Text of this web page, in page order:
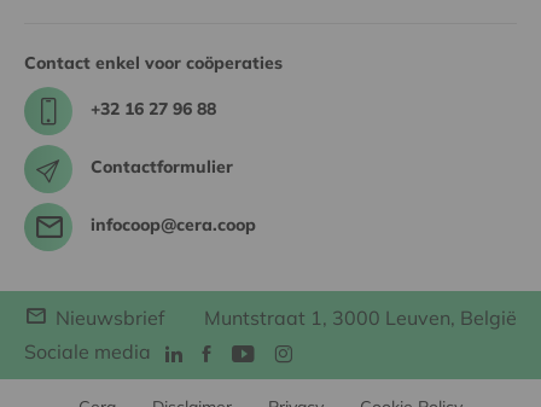
Contact enkel voor coöperaties
+32 16 27 96 88
Contactformulier
infocoop@cera.coop
Nieuwsbrief
Muntstraat 1, 3000 Leuven, België
Sociale media